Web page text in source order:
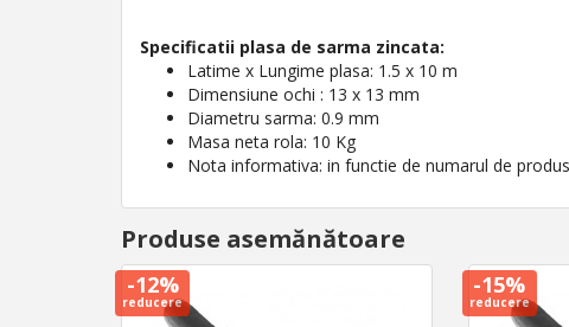
Specificatii plasa de sarma zincata:
Latime x Lungime plasa: 1.5 x 10 m
Dimensiune ochi : 13 x 13 mm
Diametru sarma: 0.9 mm
Masa neta rola: 10 Kg
Nota informativa: in functie de numarul de
Produse asemănătoare
-12%
reducere
-15%
reducere